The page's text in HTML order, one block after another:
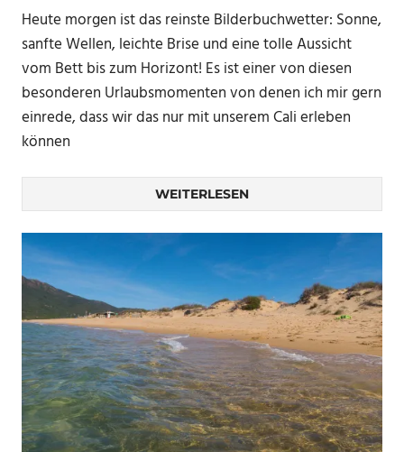
Heute morgen ist das reinste Bilderbuchwetter: Sonne,
sanfte Wellen, leichte Brise und eine tolle Aussicht
vom Bett bis zum Horizont! Es ist einer von diesen
besonderen Urlaubsmomenten von denen ich mir gern
einrede, dass wir das nur mit unserem Cali erleben
können
WEITERLESEN